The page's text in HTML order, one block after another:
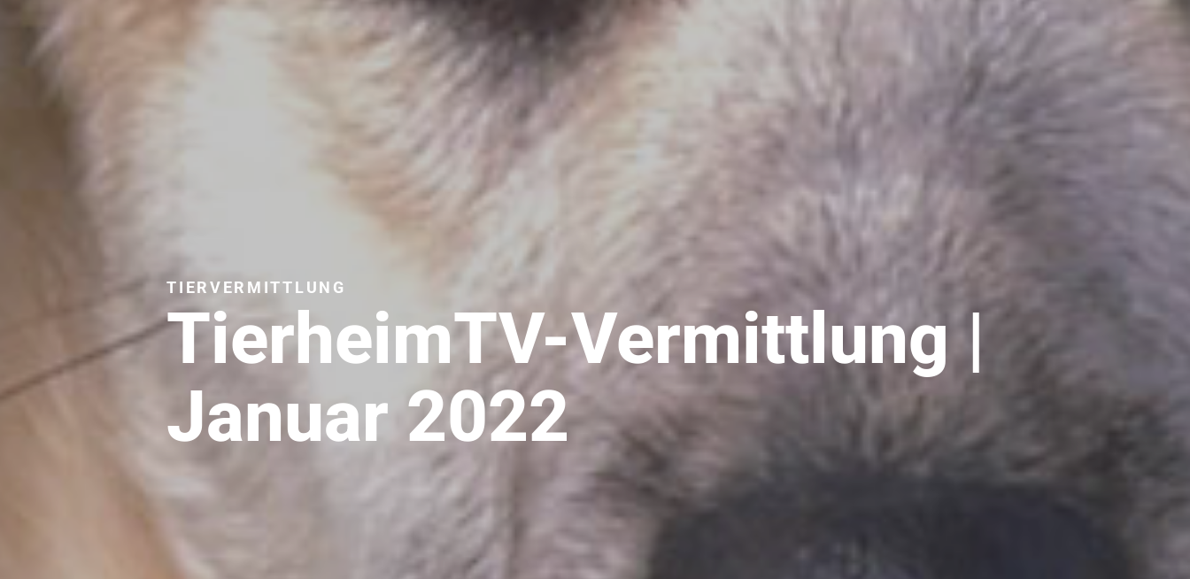
TierheimTV-Vermittlung |
Januar 2022
TIERVERMITTLUNG